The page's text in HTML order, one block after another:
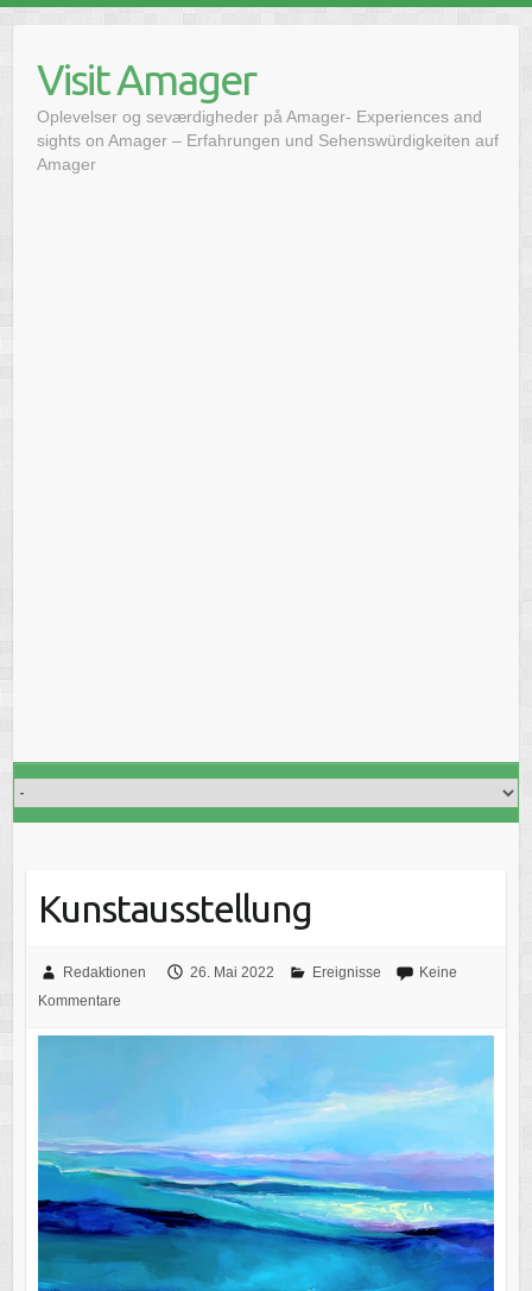
contentVisit Amager
Oplevelser og seværdigheder på Amager- Experiences and
sights on Amager – Erfahrungen und Sehenswürdigkeiten auf
Amager
Kunstausstellung
Redaktionen 26. Mai 2022 Ereignisse
Keine
Kommentare